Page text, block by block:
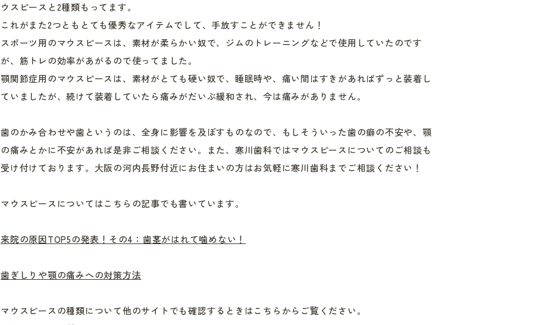
ウスピースと2種類もってます。
これがまた2つともとても優秀なアイテムでして、手放すことができません！
スポーツ用のマウスピースは、素材が柔らかい奴で、ジムのトレーニングなどで使用していたのです
が、筋トレの効率があがるので使ってました。
顎関節症用のマウスピースは、素材がとても硬い奴で、睡眠時や、痛い間はすきがあればずっと装着し
ていましたが、続けて装着していたら痛みがだいぶ緩和され、今は痛みがありません。
歯のかみ合わせや歯というのは、全身に影響を及ぼすものなので、もしそういった歯の癖の不安や、顎
の痛みとかに不安があれば是非ご相談ください。また、寒川歯科ではマウスピースについてのご相談も
受け付けております。大阪の河内長野付近にお住まいの方はお気軽に寒川歯科までご相談ください！
マウスピースについてはこちらの記事でも書いています。
来院の原因TOP5の発表！その4：歯茎がはれて噛めない！
歯ぎしりや顎の痛みへの対策方法
マウスピースの種類について他のサイトでも確認するときはこちらからご覧ください。